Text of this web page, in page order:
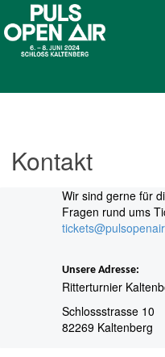
Kontakt
Wir sind gerne für
Fragen rund ums
Unsere Adresse:
Ritterturnier
Schlossstrasse 10
82269 Kaltenberg